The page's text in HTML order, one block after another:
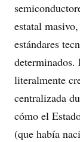
estatal
estándares
literalmente
centralizada
cómo el
(que había